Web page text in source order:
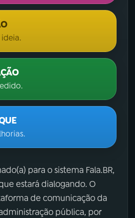
para o sistema Fala.BR,
estará dialogando. O
de comunicação da
pública, por